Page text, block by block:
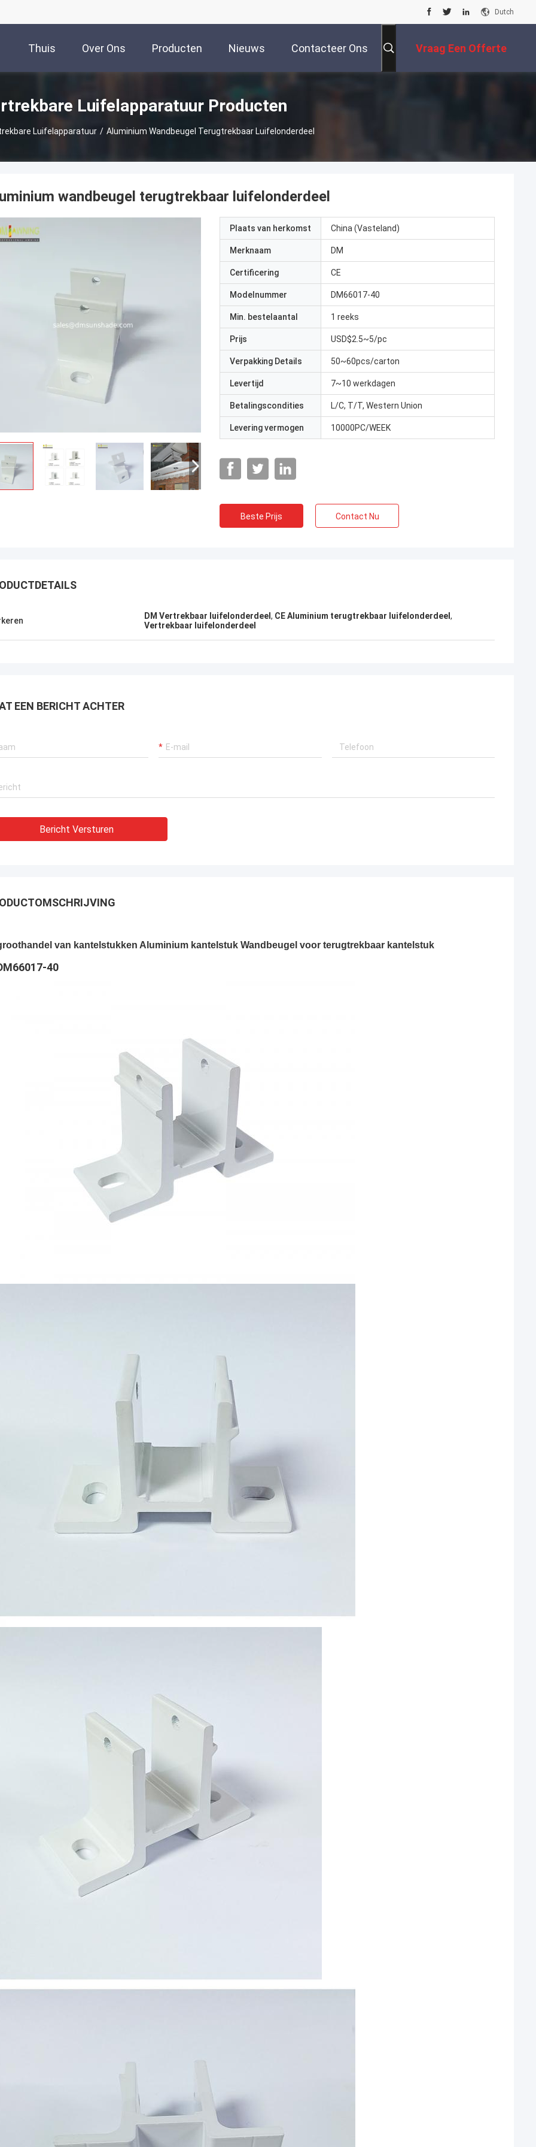
Dutch
Thuis Over Ons Producten Nieuws Contacteer Ons Vraag Een Offerte
Luifelapparatuur Producten
Luifelapparatuur / Aluminium Wandbeugel Terugtrekbaar Luifelonderdeel
wandbeugel terugtrekbaar luifelonderdeel
Plaats van herkomst China (Vasteland)
Merknaam DM
Certificering CE
Modelnummer DM66017-40
Min. bestelaantal 1 reeks
Prijs USD$2.5~5/pc
Verpakking Details 50~60pcs/carton
Levertijd 7~10 werkdagen
Betalingscondities L/C, T/T, Western Union
Levering vermogen 10000PC/WEEK
Beste Prijs Contact Nu
DM Vertrekbaar luifelonderdeel , CE Aluminium terugtrekbaar luifelonderdeel ,
Vertrekbaar luifelonderdeel
EEN BERICHT ACHTER
Bericht Versturen
van kantelstukken Aluminium kantelstuk Wandbeugel voor terugtrekbaar kantelstuk
40